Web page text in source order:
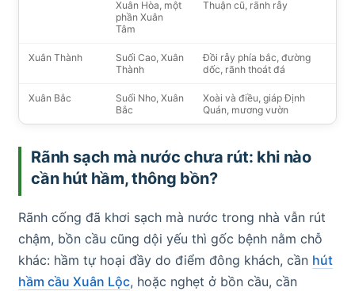
Xuân Hòa, một
phần Xuân
Tâm
Thuận cũ, rãnh rẫy
Xuân Thành
Suối Cao, Xuân
Thành
Đồi rẫy phía bắc, đường
dốc, rãnh thoát đá
Xuân Bắc
Suối Nho, Xuân
Bắc
Xoài và điều, giáp Định
Quán, mương vườn
Rãnh sạch mà nước chưa rút: khi nào
cần hút hầm, thông bồn?
Rãnh cống đã khơi sạch mà nước trong nhà vẫn rút
chậm, bồn cầu cũng dội yếu thì gốc bệnh nằm chỗ
khác: hầm tự hoại đầy do điểm đông khách, cần hút
hầm cầu Xuân Lộc, hoặc nghẹt ở bồn cầu, cần